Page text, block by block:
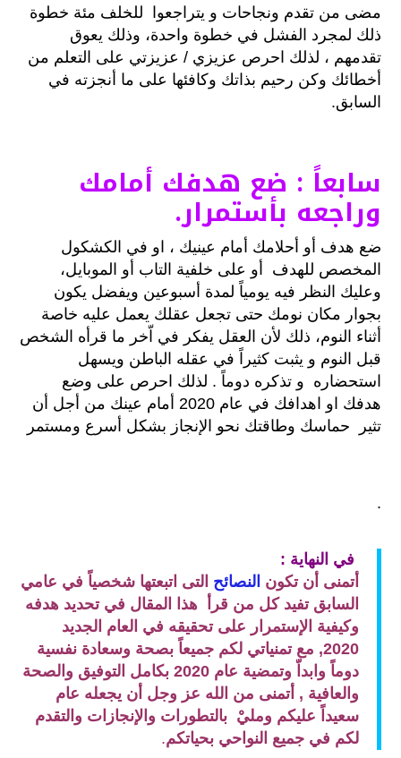
مضى من تقدم ونجاحات و يتراجعوا للخلف مئة خطوة
ذلك لمجرد الفشل في خطوة واحدة، وذلك يعوق
تقدمهم ، لذلك احرص عزيزي / عزيزتي على التعلم من
أخطائك وكن رحيم بذاتك وكافئها على ما أنجزته في
السابق.
سابعاً : ضع هدفك أمامك
وراجعه بأستمرار.
ضع هدف أو أحلامك أمام عينيك ، او في الكشكول
المخصص للهدف أو على خلفية التاب أو الموبايل،
وعليك النظر فيه يومياً لمدة أسبوعين ويفضل يكون
بجوار مكان نومك حتى تجعل عقلك يعمل عليه خاصة
أثناء النوم، ذلك لأن العقل يفكر في اّخر ما قرأه الشخص
قبل النوم و يثبت كثيراً في عقله الباطن ويسهل
استحضاره و تذكره دوماً . لذلك احرص على وضع
هدفك او اهدافك في عام 2020 أمام عينك من أجل أن
تثير حماسك وطاقتك نحو الإنجاز بشكل أسرع ومستمر
.
في النهاية :
أتمنى أن تكون النصائح التى اتبعتها شخصياً في عامي
السابق تفيد كل من قرأ هذا المقال في تحديد هدفه
وكيفية الإستمرار على تحقيقه في العام الجديد
2020, مع تمنياتي لكم جميعاً بصحة وسعادة نفسية
دوماً وابداّ وتمضية عام 2020 بكامل التوفيق والصحة
والعافية , أتمنى من الله عز وجل أن يجعله عام
سعيداً عليكم ومليْ بالتطورات والإنجازات والتقدم
لكم في جميع النواحي بحياتكم.